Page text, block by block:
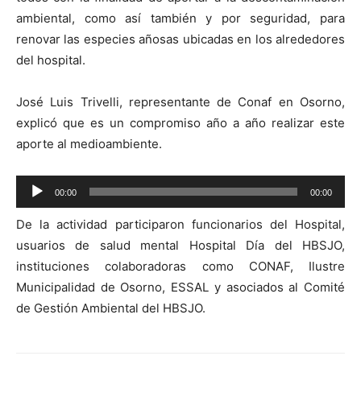
ambiental, como así también y por seguridad, para
renovar las especies añosas ubicadas en los alrededores
del hospital.
José Luis Trivelli, representante de Conaf en Osorno,
explicó que es un compromiso año a año realizar este
aporte al medioambiente.
Reproductor
de
audio
00:00 00:00
De la actividad participaron funcionarios del Hospital,
usuarios de salud mental Hospital Día del HBSJO,
instituciones colaboradoras como CONAF, Ilustre
Municipalidad de Osorno, ESSAL y asociados al Comité
de Gestión Ambiental del HBSJO.